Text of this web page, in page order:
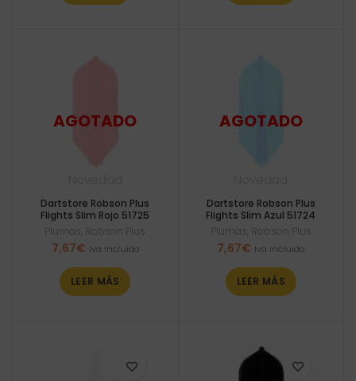
Dartstore Robson Plus
Flights Slim Rojo 51725
Plumas Robson Plus
7,67€ Iva incluido
LEER MÁS
Dartstore Robson Plus
Flights Slim Azul 51724
Plumas Robson Plus
7,67€ Iva incluido
LEER MÁS